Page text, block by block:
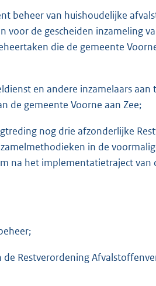
beheer van huishoudelijke
voor de gescheiden inzameling
die de gemeente
en andere inzamelaars
de gemeente Voorne aan Zee;
nog drie afzonderlijke
in de
na het implementatietraject
Restverordening